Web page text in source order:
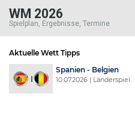
WM 2026
Spielplan, Ergebnisse, Termine
Aktuelle Wett Tipps
Spanien - Belgien
10.07.2026 | Länderspiel